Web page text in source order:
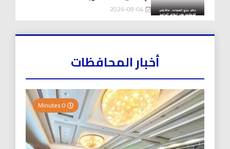
2026-08-04
أخبار المحافظات